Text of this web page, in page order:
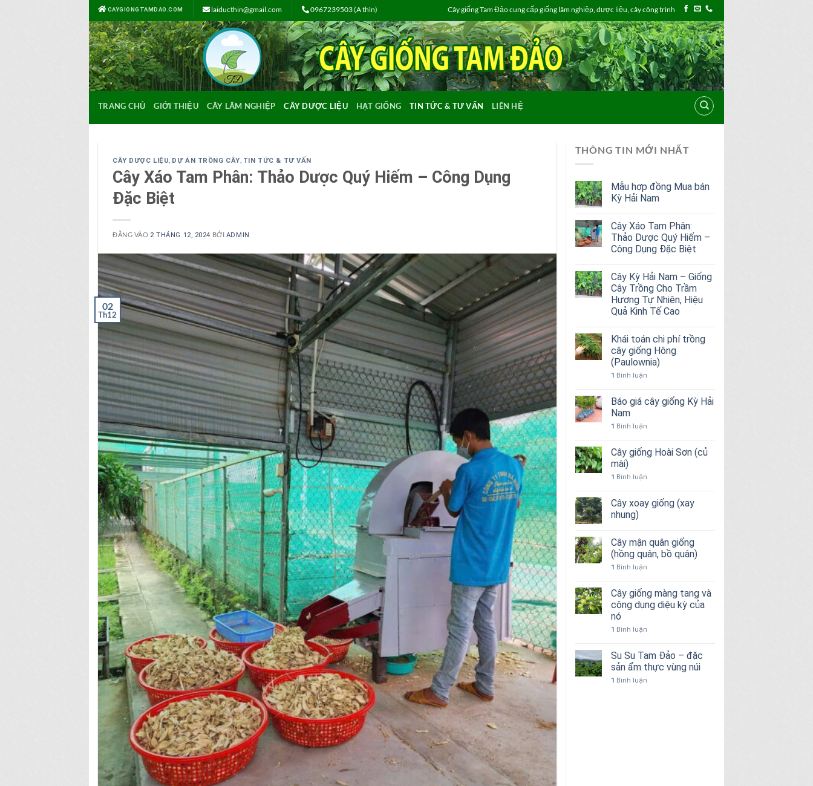
CAYGIONGTAMDAO.COM laiducthin@gmail.com 0967239503 (A thìn) Cây giống Tam Đảo cung cấp giống lâm nghiệp, dược liệu, cây công trình
TRANG CHỦ GIỚI THIỆU CÂY LÂM NGHIỆP CÂY DƯỢC LIỆU HẠT GIỐNG TIN TỨC & TƯ VẤN LIÊN HỆ
CÂY DƯỢC LIỆU DỰ ÁN TRỒNG CÂY TIN TỨC & TƯ VẤN
Cây Xáo Tam Phân: Thảo Dược Quý Hiếm – Công Dụng
Đặc Biệt
ĐĂNG VÀO 2 THÁNG 12, 2024 BỞI ADMIN
02
Th12
THÔNG TIN MỚI NHẤT
Mẫu hợp đồng Mua bán
Kỳ Hải Nam
Cây Xáo Tam Phân:
Thảo Dược Quý Hiếm –
Công Dụng Đặc Biệt
Cây Kỳ Hải Nam – Giống
Cây Trồng Cho Trầm
Hương Tự Nhiên, Hiệu
Quả Kinh Tế Cao
Khái toán chi phí trồng
cây giống Hông
(Paulownia)
1 Bình luận
Báo giá cây giống Kỳ Hải
Nam
1 Bình luận
Cây giống Hoài Sơn (củ
mài)
1 Bình luận
Cây xoay giống (xay
nhung)
Cây mận quân giống
(hồng quân, bồ quân)
1 Bình luận
Cây giống màng tang và
công dụng diệu kỳ của
nó
1 Bình luận
Su Su Tam Đảo – đặc
sản ẩm thực vùng núi
1 Bình luận